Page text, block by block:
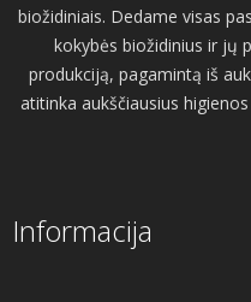
biožidiniais. Dedame visas
kokybės biožidinius ir jų
produkciją, pagamintą iš
atitinka aukščiausius
Informacija